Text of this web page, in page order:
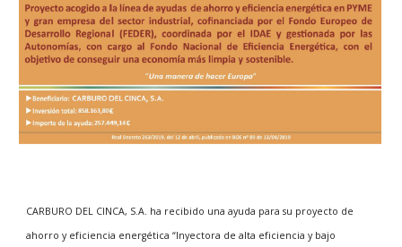
CARBURO DEL CINCA, S.A. ha recibido una ayuda para su proyecto de
ahorro y eficiencia energética “Inyectora de alta eficiencia y bajo